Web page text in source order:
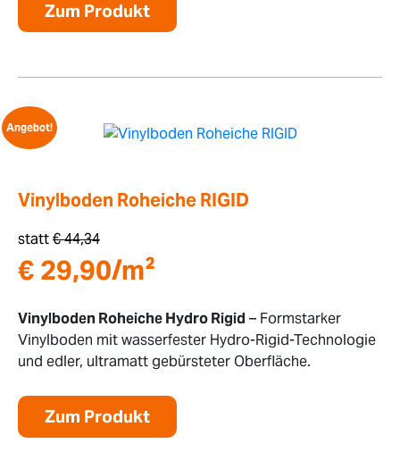
Zum Produkt
Angebot!
Vinylboden Roheiche RIGID
statt€44,34
€ 29,90/m²
Vinylboden Roheiche Hydro Rigid – Formstarker
Vinylboden mit wasserfester Hydro-Rigid-Technologie
und edler, ultramatt gebürsteter Oberfläche.
Zum Produkt